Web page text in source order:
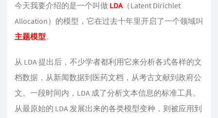
今天我要介绍的是一个叫做 LDA（Latent Dirichlet
Allocation）的模型，它在过去十年里开启了一个领域叫
主题模型。
从 LDA 提出后，不少学者都利用它来分析各式各样的文
档数据，从新闻数据到医药文档，从考古文献到政府公
文。一段时间内，LDA 成了分析文本信息的标准工具。
从最原始的 LDA 发展出来的各类模型变种，则被应用到